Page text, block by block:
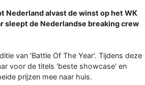
Nederland alvast de winst op het WK
sleept de Nederlandse breaking crew
van 'Battle Of The Year'. Tijdens deze
voor de titels 'beste showcase' en
prijzen mee naar huis.